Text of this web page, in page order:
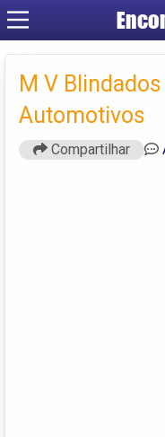
M V
Automotivos
Compartilhar